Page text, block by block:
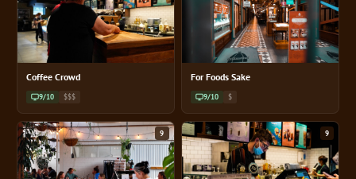
Coffee Crowd
9/10 $$$
For Foods Sake
9/10 $
9 9